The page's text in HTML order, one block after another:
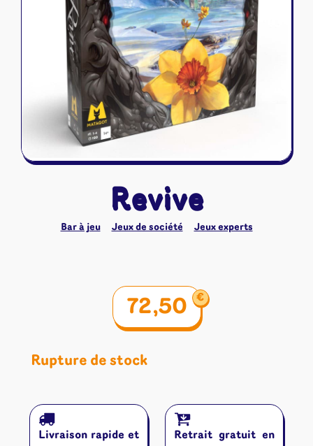
Naruto Mythos
Autres
Tapis de jeu
Revive
Bar à jeu Jeux de société Jeux experts
72,50 €
Rupture de stock
Livraison rapide et
Retrait gratuit en